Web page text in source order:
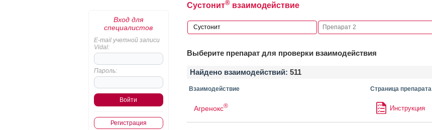
Вход для
специалистов
E-mail учетной записи
Vidal:
Пароль:
Регистрация
Сустонит®взаимодействие
Выберите препарат для проверки взаимодействия
Найдено взаимодействий: 511
Взаимодействие Страница препарата
Агренокс® Инструкция